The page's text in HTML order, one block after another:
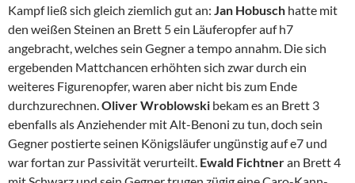
Kampf ließ sich gleich ziemlich gut an: Jan Hobusch hatte mit
den weißen Steinen an Brett 5 ein Läuferopfer auf h7
angebracht, welches sein Gegner a tempo annahm. Die sich
ergebenden Mattchancen erhöhten sich zwar durch ein
weiteres Figurenopfer, waren aber nicht bis zum Ende
durchzurechnen.Oliver Wroblowski bekam es an Brett 3
ebenfalls als Anziehender mit Alt-Benoni zu tun, doch sein
Gegner postierte seinen Königsläufer ungünstig auf e7 und
war fortan zur Passivität verurteilt. Ewald Fichtneran Brett 4